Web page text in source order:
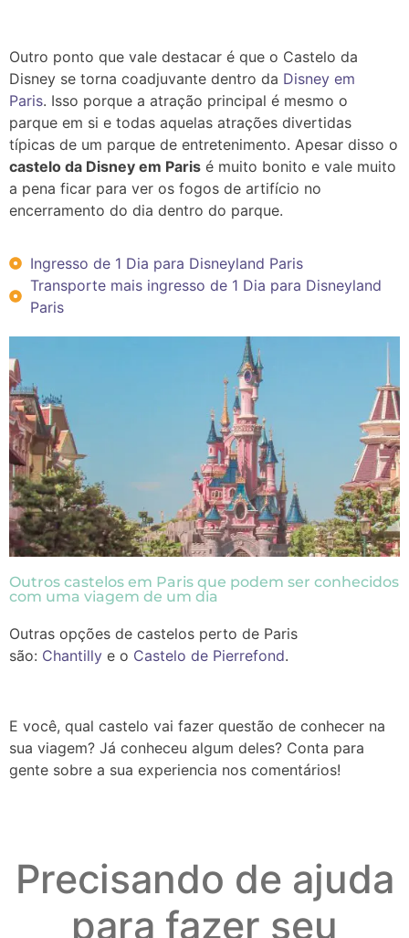
Outro ponto que vale destacar é que o Castelo da
Disney se torna coadjuvante dentro da Disney em
Paris. Isso porque a atração principal é mesmo o
parque em si e todas aquelas atrações divertidas
típicas de um parque de entretenimento. Apesar disso o
castelo da Disney em Paris é muito bonito e vale muito
a pena ficar para ver os fogos de artifício no
encerramento do dia dentro do parque.
Ingresso de 1 Dia para Disneyland Paris
Transporte mais ingresso de 1 Dia para Disneyland
Paris
Outros castelos em Paris que podem ser conhecidos
com uma viagem de um dia
Outras opções de castelos perto de Paris
são: Chantilly e o Castelo de Pierrefond.
E você, qual castelo vai fazer questão de conhecer na
sua viagem? Já conheceu algum deles? Conta para
gente sobre a sua experiencia nos comentários!
Precisando de ajuda
para fazer seu